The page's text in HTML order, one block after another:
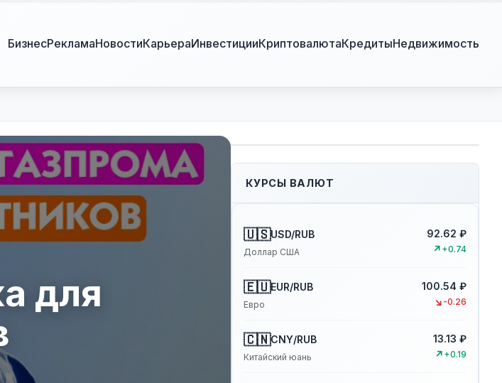
БизнесРекламаНовостиКарьераИнвестицииКриптовалютаКредитыНедвижимость
для
КУРСЫ ВАЛЮТ
🇺🇸USD/RUB
Доллар США
92.62 ₽
↗ +0.74
🇪🇺EUR/RUB
Евро
100.54 ₽
↘ -0.26
🇨🇳CNY/RUB
Китайский юань
13.13 ₽
↗ +0.19